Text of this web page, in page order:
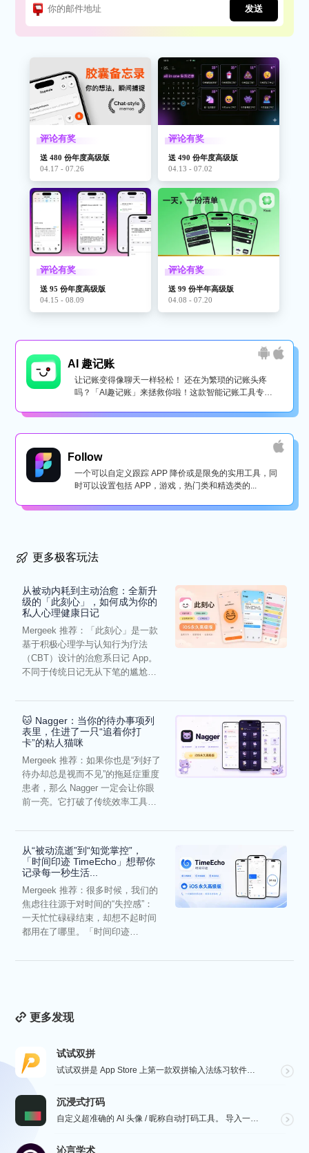
发送
评论有奖
送 480 份年度高级版
04.17 - 07.26
评论有奖
送 490 份年度高级版
04.13 - 07.02
评论有奖
送 95 份年度高级版
04.15 - 08.09
评论有奖
送 99 份半年高级版
04.08 - 07.20
AI 趣记账
让记账变得像聊天一样轻松！ 还在为繁琐的记账头疼
吗？「AI趣记账」来拯救你啦！这款智能记账工具专为
Follow
一个可以自定义跟踪 APP 降价或是限免的实用工具，同
时可以设置包括 APP，游戏，热门类和精选类的...
更多极客玩法
从被动内耗到主动治愈：全新升
级的「此刻心」，如何成为你的
私人心理健康日记
Mergeek 推荐：「此刻心」是一款
基于积极心理学与认知行为疗法
（CBT）设计的治愈系日记 App。
不同于传统日记无从下笔的尴尬，
🐱 Nagger：当你的待办事项列
表里，住进了一只“追着你打
卡”的粘人猫咪
Mergeek 推荐：如果你也是“列好了
待办却总是视而不见”的拖延症重度
患者，那么 Nagger 一定会让你眼
前一亮。它打破了传统效率工具冰
从“被动流逝”到“知觉掌控”，
「时间印迹 TimeEcho」想帮你
记录每一秒生活...
Mergeek 推荐：很多时候，我们的
焦虑往往源于对时间的“失控感”：
一天忙忙碌碌结束，却想不起时间
都用在了哪里。「时间印迹
更多发现
试试双拼
试试双拼是 App Store 上第一款双拼输入法练习软件，通过这个软件你能方便的学习双拼规则，练习...
沉浸式打码
自定义超准确的 AI 头像 / 昵称自动打码工具。 导入一张微信聊天截图，或者抖音/小红书/微博评论...
沁言学术